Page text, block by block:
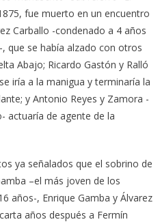
fue muerto en un encuentro
Carballo -condenado a 4 años
que se había alzado con otros
Abajo; Ricardo Gastón y Ralló
iría a la manigua y terminaría la
y Antonio Reyes y Zamora -
actuaría de agente de la
ya señalados que el sobrino de
–el más joven de los
años-, Enrique Gamba y Álvarez
años después a Fermín